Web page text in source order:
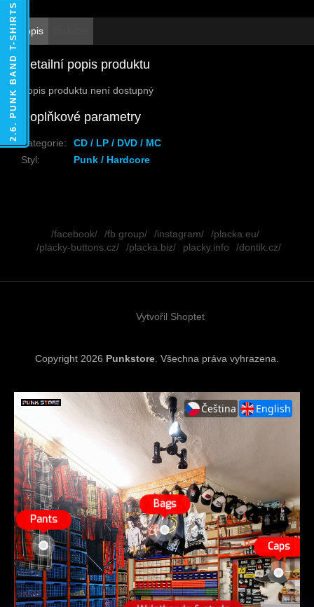
Popis
Detailní popis produktu
Popis produktu není dostupný
Doplňkové parametry
Kategorie:
CD / LP / DVD / MC
Styl: Punk / Hardcore
/facebook/ /fb group/ /instagram/
/placka.eu/
/placky-buttons.cz/
/placka.biz/ placky.info /dontik.cz/
Vytvořil Shoptet
Copyright 2026 Punkstore . Všechna práva vyhrazena.
2.6. PUNK BAND T-SHIRTS